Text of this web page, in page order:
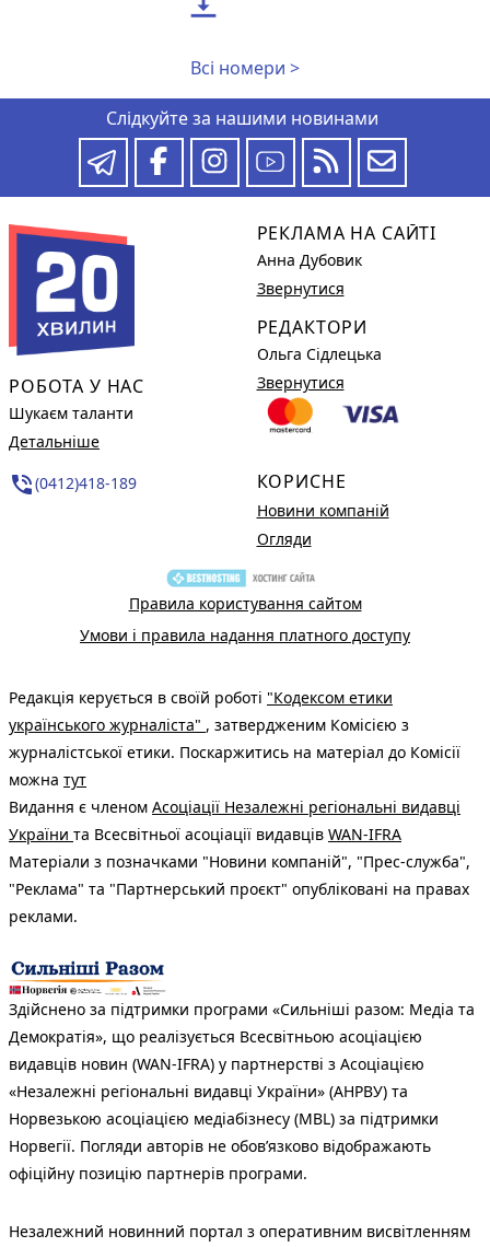
Всі номери >
Слідкуйте за нашими новинами
РОБОТА У НАС
Шукаєм таланти
Детальніше
phone_in_talk(0412)418-189
РЕКЛАМА НА САЙТІ
Анна Дубовик
Звернутися
РЕДАКТОРИ
Ольга Сідлецька
Звернутися
КОРИСНЕ
Новини компаній
Огляди
Правила користування сайтом
Умови і правила надання платного доступу
Редакція керується в своїй роботі "Кодексом етики
українського журналіста" , затвердженим Комісією з
журналістської етики. Поскаржитись на матеріал до Комісії
можна тут
Видання є членом Асоціації Незалежні регіональні видавці
України та Всесвітньої асоціації видавців WAN-IFRA
Матеріали з позначками "Новини компаній", "Прес-служба",
"Реклама" та "Партнерський проєкт" опубліковані на правах
реклами.
Здійснено за підтримки програми «Сильніші разом: Медіа та
Демократія», що реалізується Всесвітньою асоціацією
видавців новин (WAN-IFRA) у партнерстві з Асоціацією
«Незалежні регіональні видавці України» (АНРВУ) та
Норвезькою асоціацією медіабізнесу (MBL) за підтримки
Норвегії. Погляди авторів не обов’язково відображають
офіційну позицію партнерів програми.
Незалежний новинний портал з оперативним висвітленням